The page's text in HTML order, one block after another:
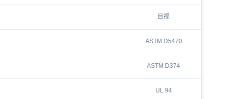
目视
ASTM D5470
ASTM D374
UL 94